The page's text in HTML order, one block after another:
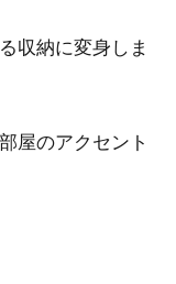
収納に変身しま
屋のアクセント